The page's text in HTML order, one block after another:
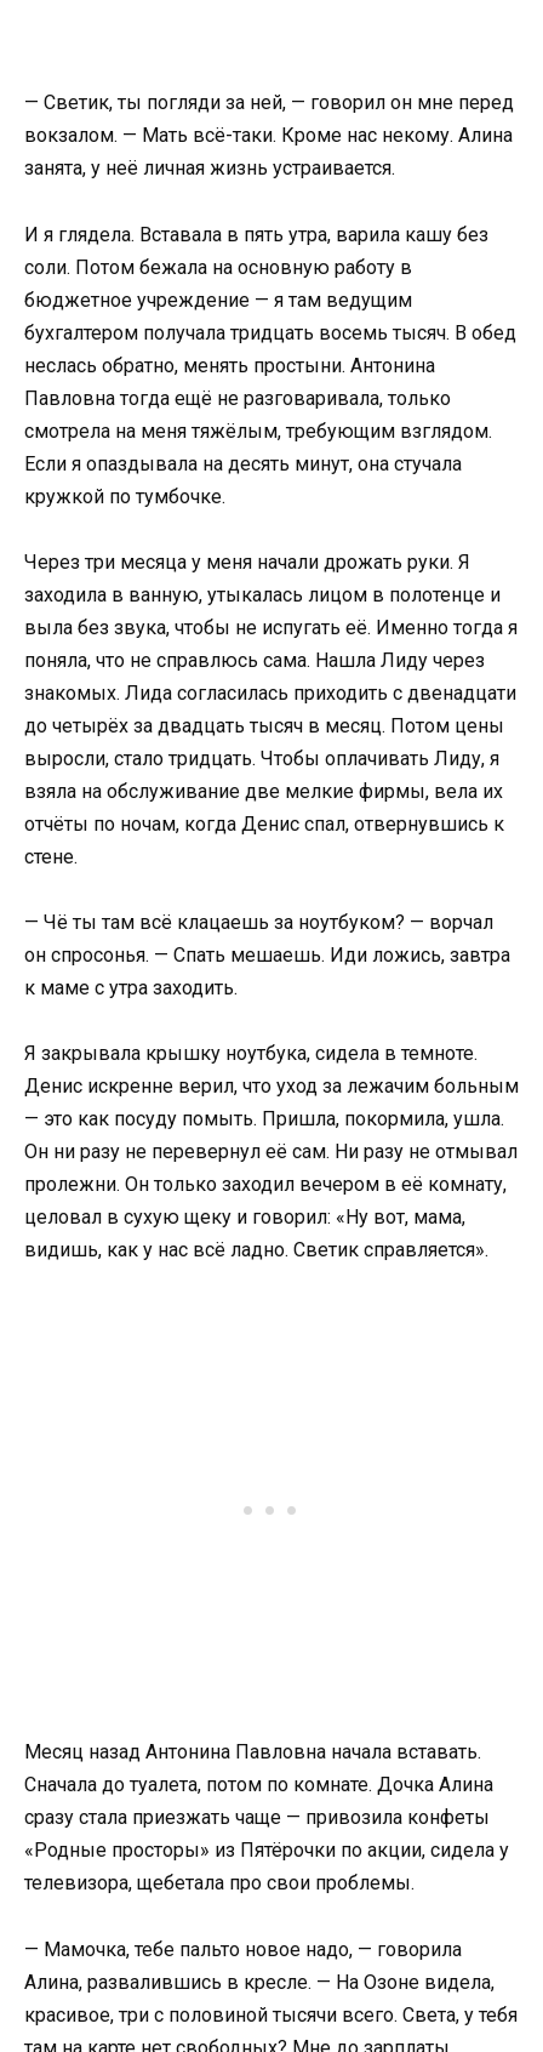
— Светик, ты погляди за ней, — говорил он мне перед
вокзалом. — Мать всё-таки. Кроме нас некому. Алина
занята, у неё личная жизнь устраивается.
И я глядела. Вставала в пять утра, варила кашу без
соли. Потом бежала на основную работу в
бюджетное учреждение — я там ведущим
бухгалтером получала тридцать восемь тысяч. В обед
неслась обратно, менять простыни. Антонина
Павловна тогда ещё не разговаривала, только
смотрела на меня тяжёлым, требующим взглядом.
Если я опаздывала на десять минут, она стучала
кружкой по тумбочке.
Через три месяца у меня начали дрожать руки. Я
заходила в ванную, утыкалась лицом в полотенце и
выла без звука, чтобы не испугать её. Именно тогда я
поняла, что не справлюсь сама. Нашла Лиду через
знакомых. Лида согласилась приходить с двенадцати
до четырёх за двадцать тысяч в месяц. Потом цены
выросли, стало тридцать. Чтобы оплачивать Лиду, я
взяла на обслуживание две мелкие фирмы, вела их
отчёты по ночам, когда Денис спал, отвернувшись к
стене.
— Чё ты там всё клацаешь за ноутбуком? — ворчал
он спросонья. — Спать мешаешь. Иди ложись, завтра
к маме с утра заходить.
Я закрывала крышку ноутбука, сидела в темноте.
Денис искренне верил, что уход за лежачим больным
— это как посуду помыть. Пришла, покормила, ушла.
Он ни разу не перевернул её сам. Ни разу не отмывал
пролежни. Он только заходил вечером в её комнату,
целовал в сухую щеку и говорил: «Ну вот, мама,
видишь, как у нас всё ладно. Светик справляется».
Месяц назад Антонина Павловна начала вставать.
Сначала до туалета, потом по комнате. Дочка Алина
сразу стала приезжать чаще — привозила конфеты
«Родные просторы» из Пятёрочки по акции, сидела у
телевизора, щебетала про свои проблемы.
— Мамочка, тебе пальто новое надо, — говорила
Алина, развалившись в кресле. — На Озоне видела,
красивое, три с половиной тысячи всего. Света, у тебя
там на карте нет свободных? Мне до зарплаты